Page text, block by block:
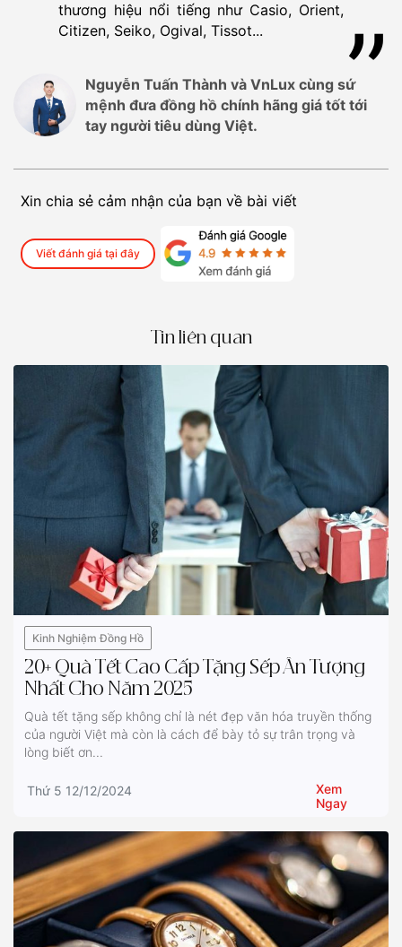
thương hiệu nổi tiếng như Casio, Orient,
Citizen, Seiko, Ogival, Tissot...
Nguyễn Tuấn Thành và VnLux cùng sứ
mệnh đưa đồng hồ chính hãng giá tốt tới
tay người tiêu dùng Việt.
Xin chia sẻ cảm nhận của bạn về bài viết
Viết đánh giá tại đây
Tin liên quan
Kinh Nghiệm Đồng Hồ
20+ Quà Tết Cao Cấp Tặng Sếp Ấn Tượng
Nhất Cho Năm 2025
Quà tết tặng sếp không chỉ là nét đẹp văn hóa truyền thống
của người Việt mà còn là cách để bày tỏ sự trân trọng và
lòng biết ơn...
Thứ 5 12/12/2024
Xem
Ngay